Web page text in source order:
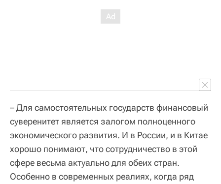
– Для самостоятельных государств финансовый
суверенитет является залогом полноценного
экономического развития. И в России, и в Китае
хорошо понимают, что сотрудничество в этой
сфере весьма актуально для обеих стран.
Особенно в современных реалиях, когда ряд